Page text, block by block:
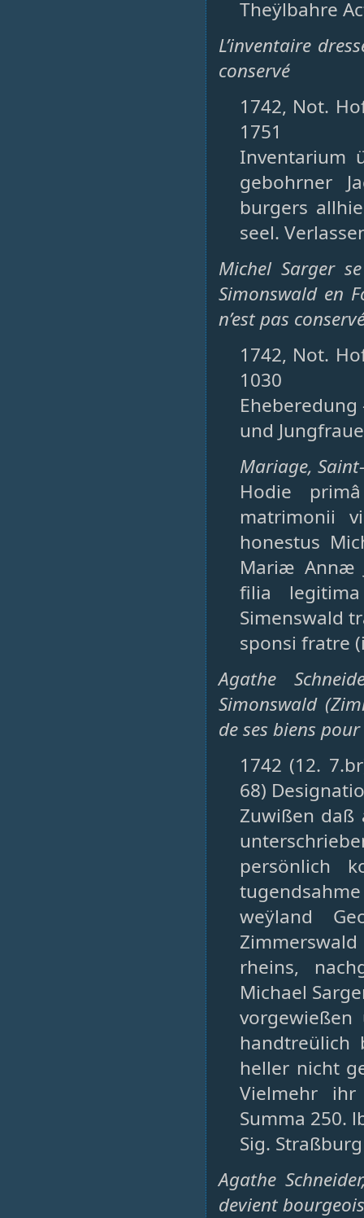
Theÿlbahre
L’inventaire
conservé
1742, Not.
1751
Inventarium
gebohrner
burgers
seel.
Michel Sarger
Simonswald en
n’est pas
1742, Not.
1030
Eheberedung
und
Mariage,
Hodie
matrimonii
honestus
Mariæ Annæ
filia
Simenswald
sponsi fratre
Agathe
Simonswald
de ses biens
1742 (12.
68)
Zuwißen
persönlich
weÿland
rheins,
Michael
handtreülich
heller nicht
Vielmehr
Summa 250.
Sig.
Agathe
devient